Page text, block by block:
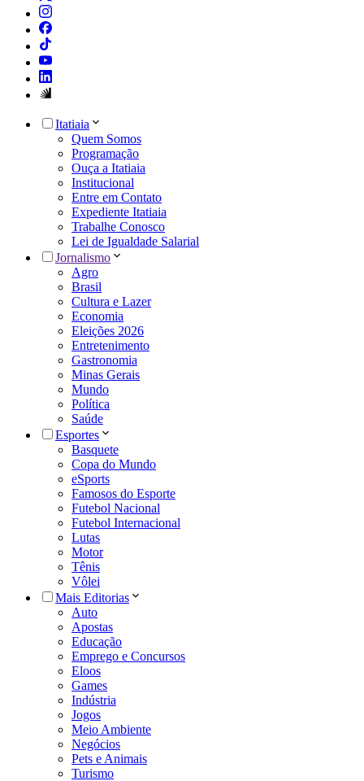
Itatiaia
Quem Somos
Programação
Ouça a Itatiaia
Institucional
Entre em Contato
Expediente Itatiaia
Trabalhe Conosco
Lei de Igualdade Salarial
Jornalismo
Agro
Brasil
Cultura e Lazer
Economia
Eleições 2026
Entretenimento
Gastronomia
Minas Gerais
Mundo
Política
Saúde
Esportes
Basquete
Copa do Mundo
eSports
Famosos do Esporte
Futebol Nacional
Futebol Internacional
Lutas
Motor
Tênis
Vôlei
Mais Editorias
Auto
Apostas
Educação
Emprego e Concursos
Eloos
Games
Indústria
Jogos
Meio Ambiente
Negócios
Pets e Animais
Turismo